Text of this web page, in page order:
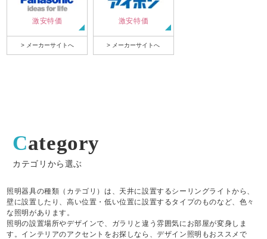
激安特価
> メーカーサイトへ
激安特価
> メーカーサイトへ
Category
カテゴリから選ぶ
照明器具の種類（カテゴリ）は、天井に設置するシーリングライトから、
壁に設置したり、高い位置・低い位置に設置するタイプのものなど、色々
な照明があります。
照明の設置場所やデザインで、ガラリと違う雰囲気にお部屋が変身しま
す。インテリアのアクセントをお探しなら、デザイン照明もおススメで